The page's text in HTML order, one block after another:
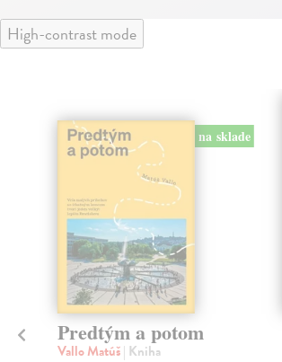
High-contrast mode
na sklade
Predtým a potom
Vallo Matúš| Kniha